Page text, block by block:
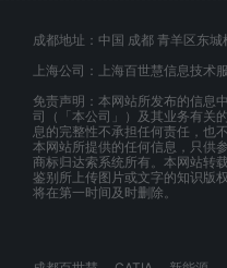
成都地址：中国 成都 青羊区东
上海公司：上海百世慧信息技术
免责声明：本网站所发布的信息
司（「本公司」）及其业务有关
息的完整性不承担任何责任，也
本网站所提供的任何信息，只供
商标归达索系统所有。本网站转
鉴别所上传图片或文字的知识版
将在第一时间及时删除。